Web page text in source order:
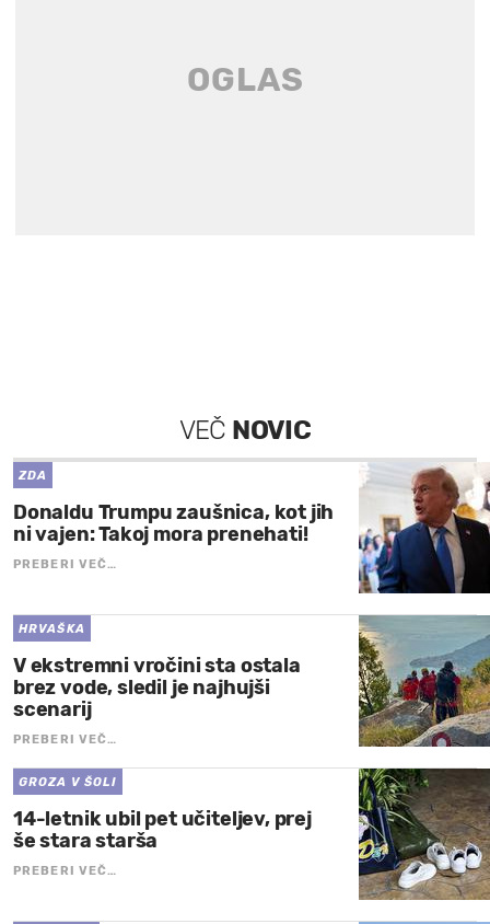
VEČ NOVIC
ZDA
Donaldu Trumpu zaušnica, kot jih
ni vajen: Takoj mora prenehati!
PREBERI VEČ…
HRVAŠKA
V ekstremni vročini sta ostala
brez vode, sledil je najhujši
scenarij
PREBERI VEČ…
GROZA V ŠOLI
14-letnik ubil pet učiteljev, prej
še stara starša
PREBERI VEČ…